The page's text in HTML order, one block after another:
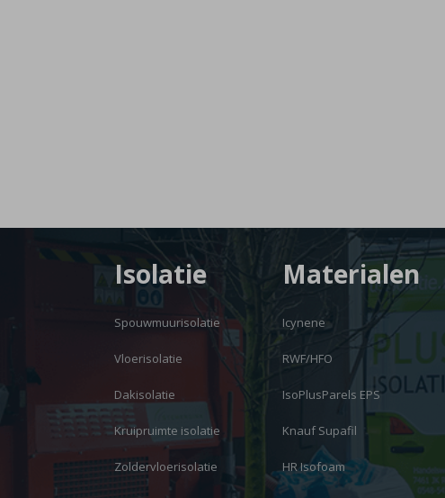
Isolatie
Spouwmuurisolatie
Vloerisolatie
Dakisolatie
Kruipruimte isolatie
Zoldervloerisolatie
Materialen
Icynene
RWF/HFO
IsoPlusParels EPS
Knauf Supafil
HR Isofoam